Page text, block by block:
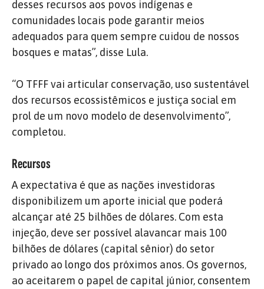
desses recursos aos povos indígenas e
comunidades locais pode garantir meios
adequados para quem sempre cuidou de nossos
bosques e matas”, disse Lula.
“O TFFF vai articular conservação, uso sustentável
dos recursos ecossistêmicos e justiça social em
prol de um novo modelo de desenvolvimento”,
completou.
Recursos
A expectativa é que as nações investidoras
disponibilizem um aporte inicial que poderá
alcançar até 25 bilhões de dólares. Com esta
injeção, deve ser possível alavancar mais 100
bilhões de dólares (capital sênior) do setor
privado ao longo dos próximos anos. Os governos,
ao aceitarem o papel de capital júnior, consentem